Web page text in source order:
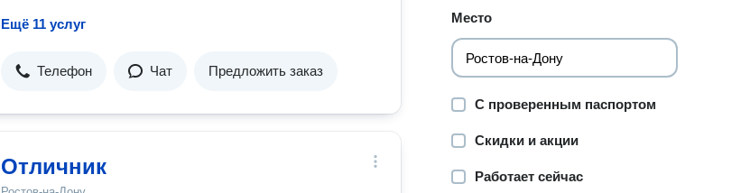
Ещё 11 услуг
Телефон Чат Предложить заказ
Отличник
Место
С проверенным паспортом
Скидки и акции
Работает сейчас